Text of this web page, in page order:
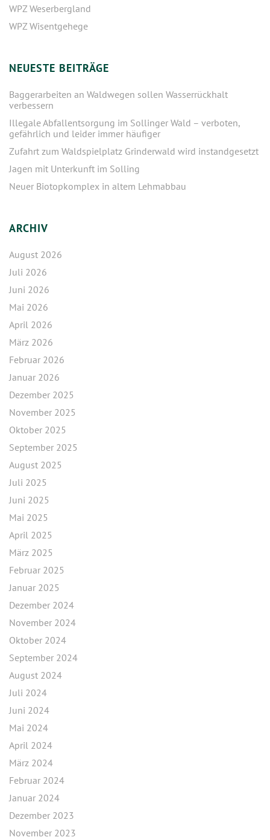
WPZ Weserbergland
WPZ Wisentgehege
NEUESTE BEITRÄGE
Baggerarbeiten an Waldwegen sollen Wasserrückhalt
verbessern
Illegale Abfallentsorgung im Sollinger Wald – verboten,
gefährlich und leider immer häufiger
Zufahrt zum Waldspielplatz Grinderwald wird instandgesetzt
Jagen mit Unterkunft im Solling
Neuer Biotopkomplex in altem Lehmabbau
ARCHIV
August 2026
Juli 2026
Juni 2026
Mai 2026
April 2026
März 2026
Februar 2026
Januar 2026
Dezember 2025
November 2025
Oktober 2025
September 2025
August 2025
Juli 2025
Juni 2025
Mai 2025
April 2025
März 2025
Februar 2025
Januar 2025
Dezember 2024
November 2024
Oktober 2024
September 2024
August 2024
Juli 2024
Juni 2024
Mai 2024
April 2024
März 2024
Februar 2024
Januar 2024
Dezember 2023
November 2023